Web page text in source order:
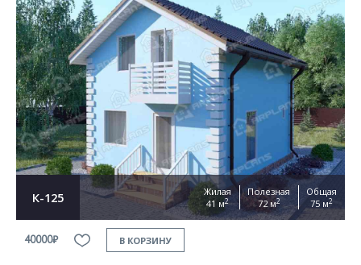
К-125
Жилая
41 м2
Полезная
72 м2
Общая
75 м2
40000₽ В КОРЗИНУ